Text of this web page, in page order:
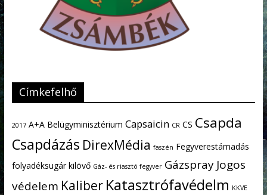
Címkefelhő
2017 A+A Belügyminisztérium Capsaicin CR CS Csapda
Csapdázás DirexMédia faszén Fegyverestámadás
folyadéksugár kilövő Gáz- és riasztó fegyver Gázspray Jogos
védelem Kaliber Katasztrófavédelm KKVE